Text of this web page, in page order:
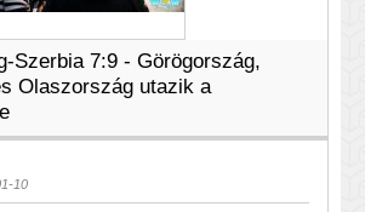
Szerbia 7:9 - Görögország,
Olaszország utazik a
10